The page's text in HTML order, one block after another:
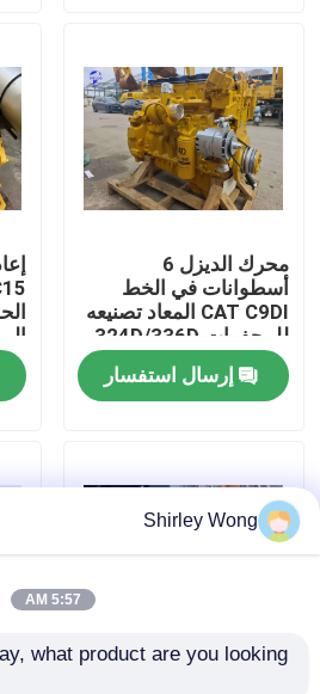
المنتجات
حول بنا
ضبط الجودة
اتصل بنا
محرك Deutz
محرك الديزل 6
أسطوانات في الخط
CAT C9DI المعاد تصنيعه
للمحفرات 324D/336D
إرسال استفسار
Shirley Wong
5:57 AM
what product are you looking